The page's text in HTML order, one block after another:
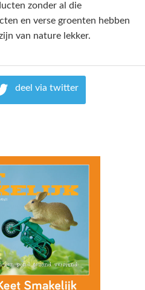
zonder al die
en verse groenten hebben
van nature lekker.
deel via twitter